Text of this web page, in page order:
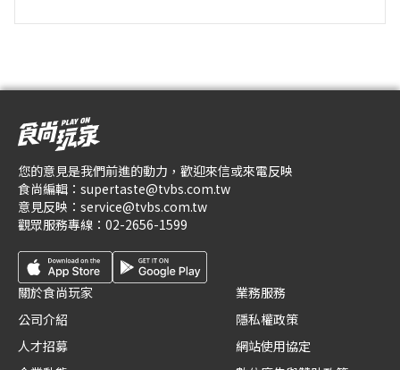
您的意見是我們前進的動力，歡迎來信或來電反映
食尚編輯： supertaste@tvbs.com.tw
意見反映： service@tvbs.com.tw
觀眾服務專線： 02-2656-1599
關於食尚玩家
公司介紹
人才招募
業務服務
隱私權政策
網站使用協定